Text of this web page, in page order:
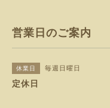
営業日のご案内
休業日 毎週日曜日
定休日